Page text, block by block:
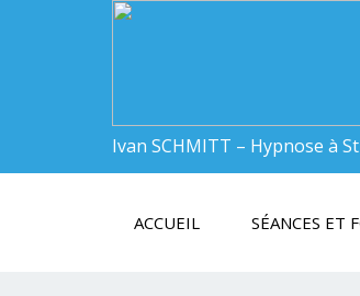
Ivan SCHMITT – Hypnose à
ACCUEIL SÉANCES ET